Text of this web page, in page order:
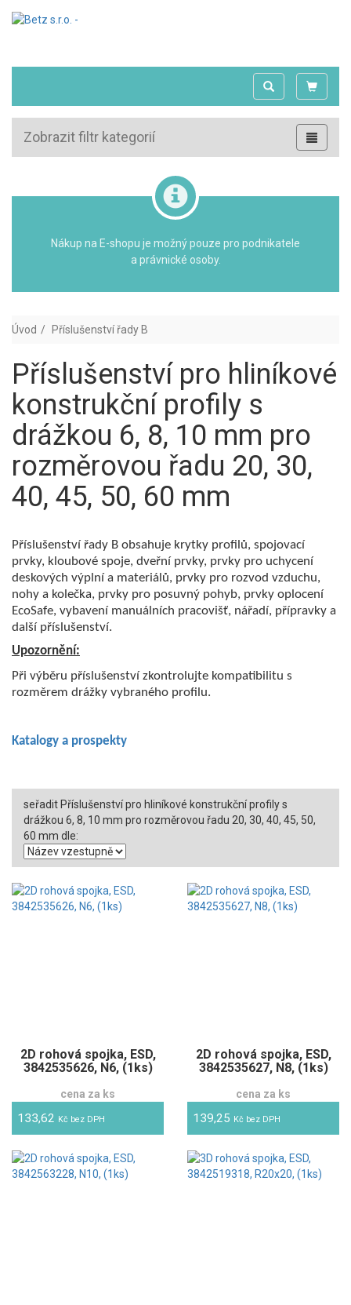
Zobrazit filtr kategorií
Nákup na E-shopu je možný pouze pro podnikatele
a právnické osoby.
Úvod Příslušenství řady B
Příslušenství pro hliníkové
konstrukční profily s
drážkou 6, 8, 10 mm pro
rozměrovou řadu 20, 30,
40, 45, 50, 60 mm
Příslušenství řady B obsahuje krytky profilů, spojovací
prvky, kloubové spoje, dveřní prvky, prvky pro uchycení
deskových výplní a materiálů, prvky pro rozvod vzduchu,
nohy a kolečka, prvky pro posuvný pohyb, prvky oplocení
EcoSafe, vybavení manuálních pracovišť, nářadí, přípravky a
další příslušenství.
Upozornění:
Při výběru příslušenství zkontrolujte kompatibilitu s
rozměrem drážky vybraného profilu.
Katalogy a prospekty
seřadit Příslušenství pro hliníkové konstrukční profily s
drážkou 6, 8, 10 mm pro rozměrovou řadu 20, 30, 40, 45, 50,
60 mm dle:
2D rohová spojka, ESD,
3842535626, N6, (1ks)
cena za ks
133,62 Kč bez DPH
2D rohová spojka, ESD,
3842535627, N8, (1ks)
cena za ks
139,25 Kč bez DPH